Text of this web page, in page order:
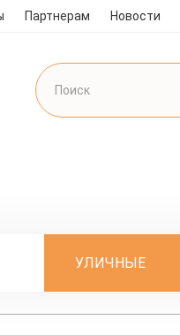
Партнерам Новости
УЛИЧНЫЕ